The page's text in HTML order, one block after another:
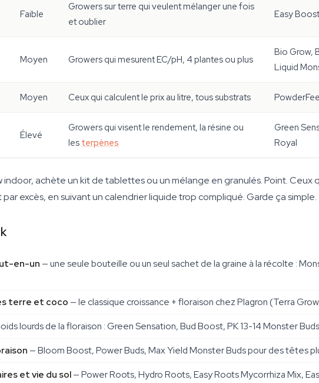
Faible
Growers sur terre qui veulent mélanger une fois
et oublier
Easy
Moyen Growers qui mesurent EC/pH, 4 plantes ou plus
Bio Grow,
Liquid
Moyen Ceux qui calculent le prix au litre, tous substrats
Élevé
Growers qui visent le rendement, la résine ou
les terpènes
Green
Royal
indoor, achète un kit de tablettes ou un mélange en granulés. Point.
excès, en suivant un calendrier liquide trop compliqué. Garde ça simple.
en-un — une seule bouteille ou un seul sachet de la graine à la récolte :
terre et coco — le classique croissance + floraison chez Plagron (Terra
lourds de la floraison : Green Sensation, Bud Boost, PK 13-14 Monster
— Bloom Boost, Power Buds, Max Yield Monster Buds pour des têtes
et vie du sol— Power Roots, Hydro Roots, Easy Roots Mycorrhiza Mix,